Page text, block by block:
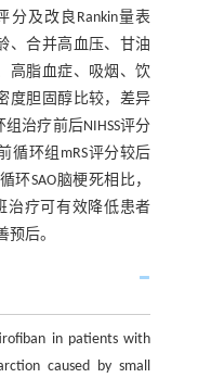
分及改良Rankin量表
、合并高血压、甘油
高脂血症、吸烟、饮
度胆固醇比较，差异
治疗前后NIHSS评分
循环组mRS评分较后
环SAO脑梗死相比，
治疗可有效降低患者
预后。
in patients with
caused by small